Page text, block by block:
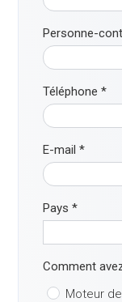
Personne-
Téléphone*
E-mail*
Pays*
Comment
Moteur